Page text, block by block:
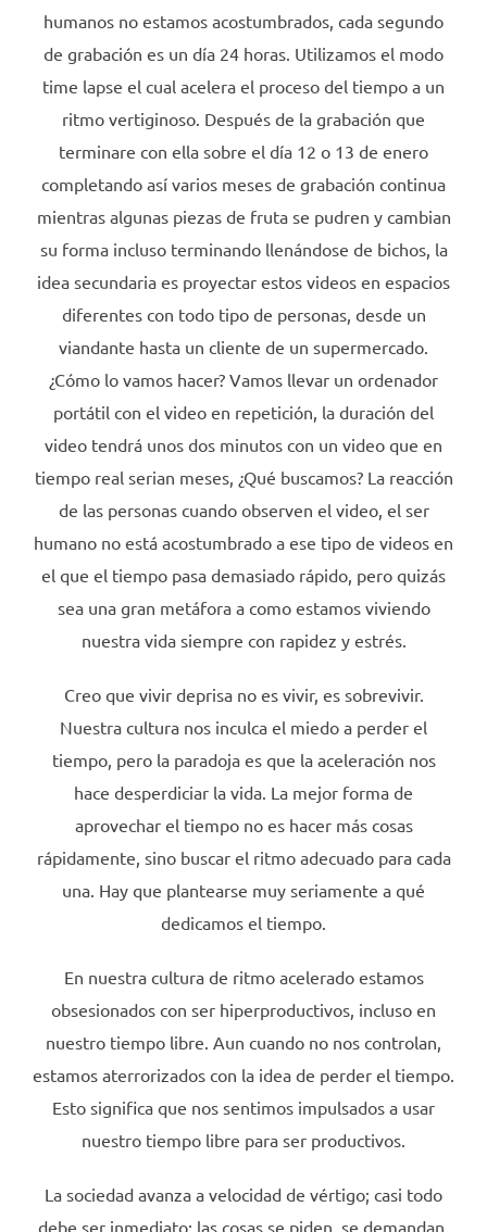
humanos no estamos acostumbrados, cada segundo
de grabación es un día 24 horas. Utilizamos el modo
time lapse el cual acelera el proceso del tiempo a un
ritmo vertiginoso. Después de la grabación que
terminare con ella sobre el día 12 o 13 de enero
completando así varios meses de grabación continua
mientras algunas piezas de fruta se pudren y cambian
su forma incluso terminando llenándose de bichos, la
idea secundaria es proyectar estos videos en espacios
diferentes con todo tipo de personas, desde un
viandante hasta un cliente de un supermercado.
¿Cómo lo vamos hacer? Vamos llevar un ordenador
portátil con el video en repetición, la duración del
video tendrá unos dos minutos con un video que en
tiempo real serian meses, ¿Qué buscamos? La reacción
de las personas cuando observen el video, el ser
humano no está acostumbrado a ese tipo de videos en
el que el tiempo pasa demasiado rápido, pero quizás
sea una gran metáfora a como estamos viviendo
nuestra vida siempre con rapidez y estrés.
Creo que vivir deprisa no es vivir, es sobrevivir.
Nuestra cultura nos inculca el miedo a perder el
tiempo, pero la paradoja es que la aceleración nos
hace desperdiciar la vida. La mejor forma de
aprovechar el tiempo no es hacer más cosas
rápidamente, sino buscar el ritmo adecuado para cada
una. Hay que plantearse muy seriamente a qué
dedicamos el tiempo.
En nuestra cultura de ritmo acelerado estamos
obsesionados con ser hiperproductivos, incluso en
nuestro tiempo libre. Aun cuando no nos controlan,
estamos aterrorizados con la idea de perder el tiempo.
Esto significa que nos sentimos impulsados a usar
nuestro tiempo libre para ser productivos.
La sociedad avanza a velocidad de vértigo; casi todo
debe ser inmediato; las cosas se piden, se demandan,